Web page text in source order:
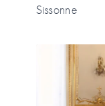
Sissonne